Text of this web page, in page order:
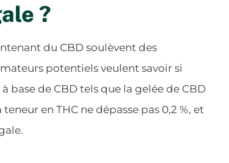
?
du CBD soulèvent des
potentiels veulent savoir si
base de CBD tels que la gelée de CBD
en THC ne dépasse pas 0,2 %, et